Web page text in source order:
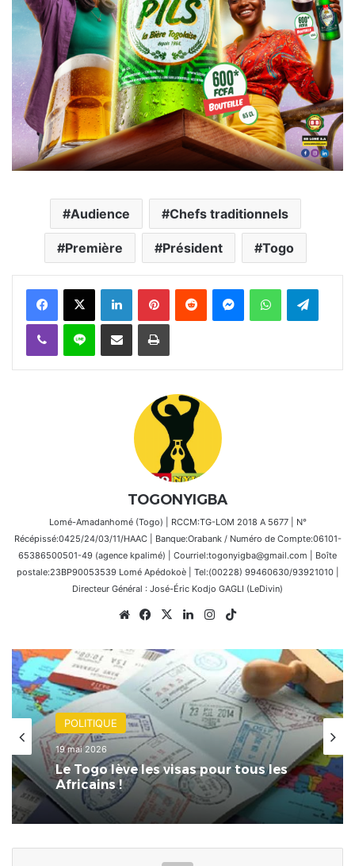
Audience Chefs traditionnels
Première Président Togo
FacebookX Linkedin PinterestReddit MessengerWhatsAppTelegram
Viber Ligne Partager par email Imprimer
TOGONYIGBA
Lomé-Amadanhomé (Togo) | RCCM:TG-LOM 2018 A 5677 | N°
Récépissé:0425/24/03/11/HAAC | Banque:Orabank / Numéro de Compte:06101-
65386500501-49 (agence kpalimé) | Courriel:togonyigba@gmail.com | Boîte
postale:23BP90053539 Lomé Apédokoè | Tel:(00228) 99460630/93921010 |
Directeur Général : José-Éric Kodjo GAGLI (LeDivin)
WebsiteFacebook
X LinkedinInstagram
Musique
il y a 4 semaines
Karlos Danklou lance « Mémoires
Sonores du Togo » pour sauver le
patrimoine musical national.
POLITIQUE
19 mai 2026
Le Togo lève les visas pour tous les